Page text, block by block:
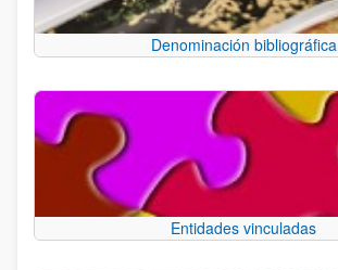
Denominación bibliográfica
Entidades vinculadas